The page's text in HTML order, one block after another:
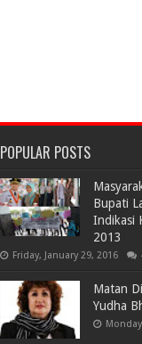
POPULAR POSTS
Bupati
Indikasi
2013
Friday, January 29, 2016
Matan
Yudha